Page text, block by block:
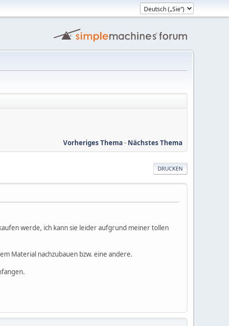
Vorheriges Thema - Nächstes Thema
DRUCKEN
werde, ich kann sie leider aufgrund meiner tollen
Material nachzubauen bzw. eine andere.